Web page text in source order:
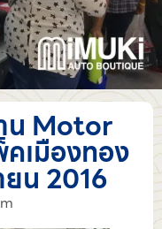
น Motor
เมืองทอง
น 2016